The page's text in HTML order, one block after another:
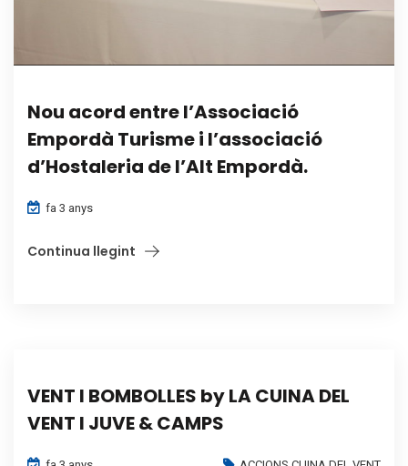
Nou acord entre l’Associació
Empordà Turisme i l’associació
d’Hostaleria de l’Alt Empordà.
fa 3 anys
Continua llegint
VENT I BOMBOLLES by LA CUINA DEL
VENT I JUVE & CAMPS